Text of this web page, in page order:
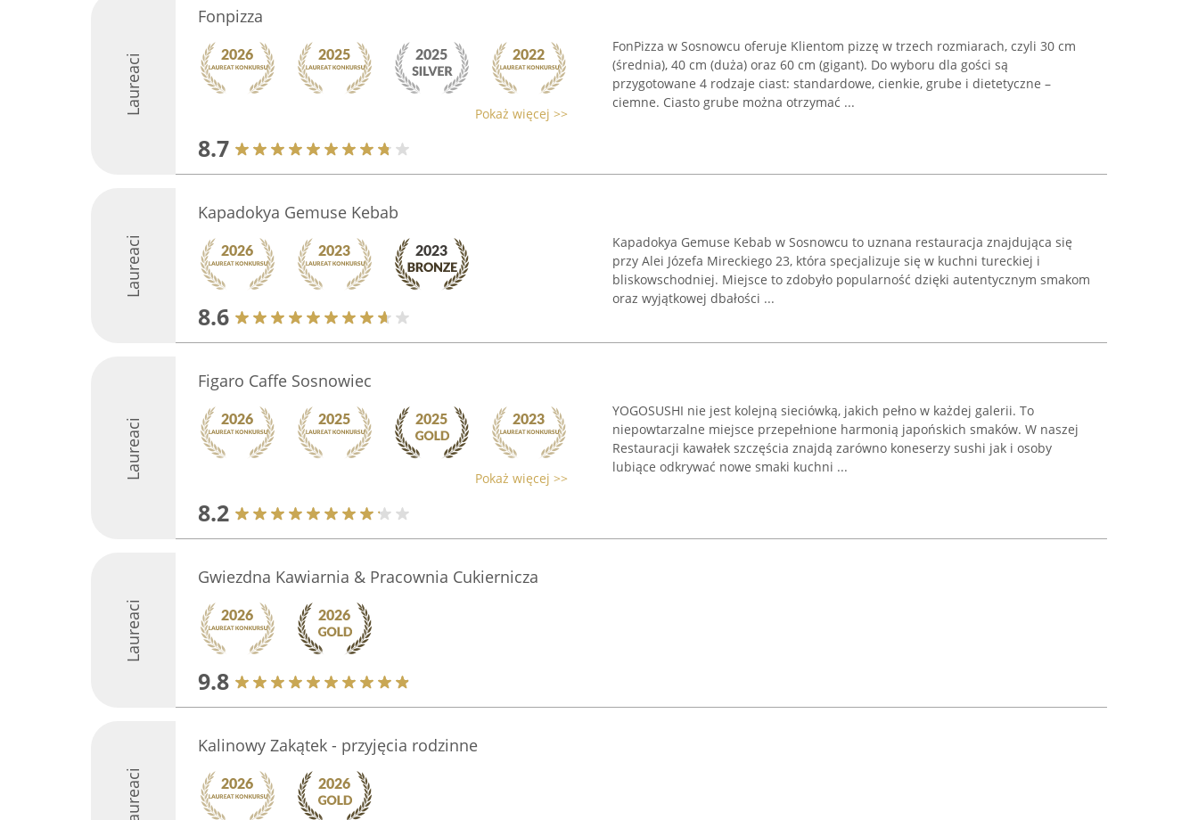
Laureaci
Fonpizza
Pokaż więcej >>
8.7
FonPizza w Sosnowcu oferuje Klientom pizzę w trzech rozmiarach, czyli 30 cm
(średnia), 40 cm (duża) oraz 60 cm (gigant). Do wyboru dla gości są
przygotowane 4 rodzaje ciast: standardowe, cienkie, grube i dietetyczne –
ciemne. Ciasto grube można otrzymać ...
Laureaci
Kapadokya Gemuse Kebab
8.6
Kapadokya Gemuse Kebab w Sosnowcu to uznana restauracja znajdująca się
przy Alei Józefa Mireckiego 23, która specjalizuje się w kuchni tureckiej i
bliskowschodniej. Miejsce to zdobyło popularność dzięki autentycznym smakom
oraz wyjątkowej dbałości ...
Laureaci
Figaro Caffe Sosnowiec
Pokaż więcej >>
8.2
YOGOSUSHI nie jest kolejną sieciówką, jakich pełno w każdej galerii. To
niepowtarzalne miejsce przepełnione harmonią japońskich smaków. W naszej
Restauracji kawałek szczęścia znajdą zarówno koneserzy sushi jak i osoby
lubiące odkrywać nowe smaki kuchni ...
Laureaci
Gwiezdna Kawiarnia & Pracownia Cukiernicza
9.8
Laureaci
Kalinowy Zakątek - przyjęcia rodzinne